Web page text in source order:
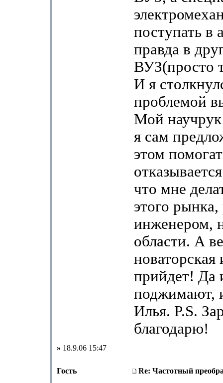
поступать в
правда в
ВУЗ(просто
И я
проблемой
Мой
я сам
этом
что мне
этого
инженером,
области. А
новаторская
прийдет! Да
поджимают,
Илья. P.S.
благодарю!
» 18.9.06 15:47
Гость Re: Частотный